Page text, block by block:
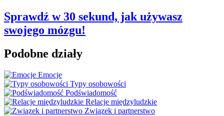
Sprawdź w 30 sekund, jak używasz
swojego mózgu!
Podobne działy
Emocje
Typy osobowości
Podświadomość
Relacje międzyludzkie
Związek i partnerstwo